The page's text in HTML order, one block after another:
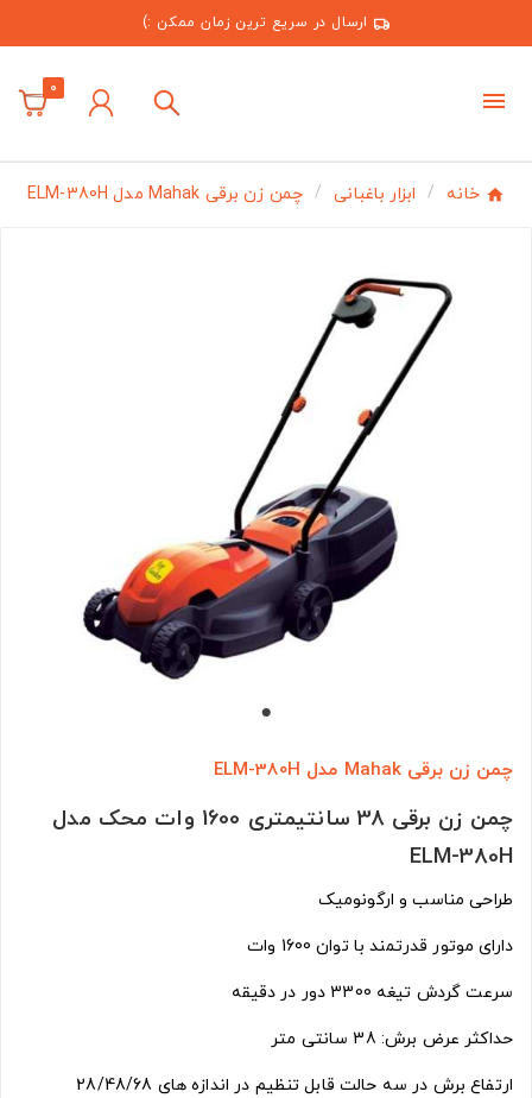
ارسال در سریع ترین زمان ممکن :)
0
خانه ابزار باغبانی چمن زن برقی Mahak مدل ELM-380H
چمن زن برقی Mahak مدل ELM-380H
چمن زن برقی 38 سانتیمتری 1600 وات محک مدل
ELM-380H
طراحی مناسب و ارگونومیک
دارای موتور قدرتمند با توان 1600 وات
سرعت گردش تیغه 3300 دور در دقیقه
حداکثر عرض برش: 38 سانتی متر
ارتفاع برش در سه حالت قابل تنظیم در اندازه های 28/48/68